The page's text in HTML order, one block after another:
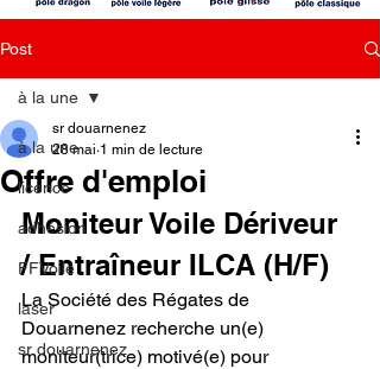
Post
à la une
licence
adhésion
FFVoile
laser
sr douarnenez
à la une
Offre d'emploi
sr douarnenez
28 mai 1 min de lecture
Moniteur Voile Dériveur
/ Entraîneur ILCA (H/F)
La Société des Régates de
Douarnenez recherche un(e)
moniteur(trice) motivé(e) pour